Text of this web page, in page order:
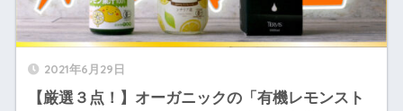
2021年6月29日
【厳選３点！】オーガニックの「有機レモンスト